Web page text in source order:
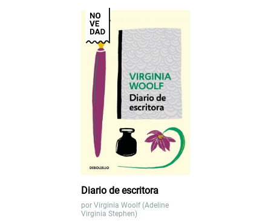
Diario de escritora
por Virginia Woolf (Adeline
Virginia Stephen)